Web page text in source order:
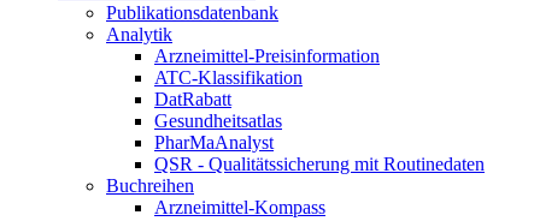
Publikationsdatenbank
Analytik
Arzneimittel-Preisinformation
ATC-Klassifikation
DatRabatt
Gesundheitsatlas
PharMaAnalyst
QSR - Qualitätssicherung mit Routinedaten
Buchreihen
Arzneimittel-Kompass